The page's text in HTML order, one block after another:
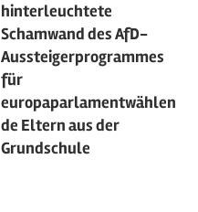
hinterleuchtete
Schamwand des AfD-
Aussteigerprogrammes
für
europaparlamentwählen
de Eltern aus der
Grundschule